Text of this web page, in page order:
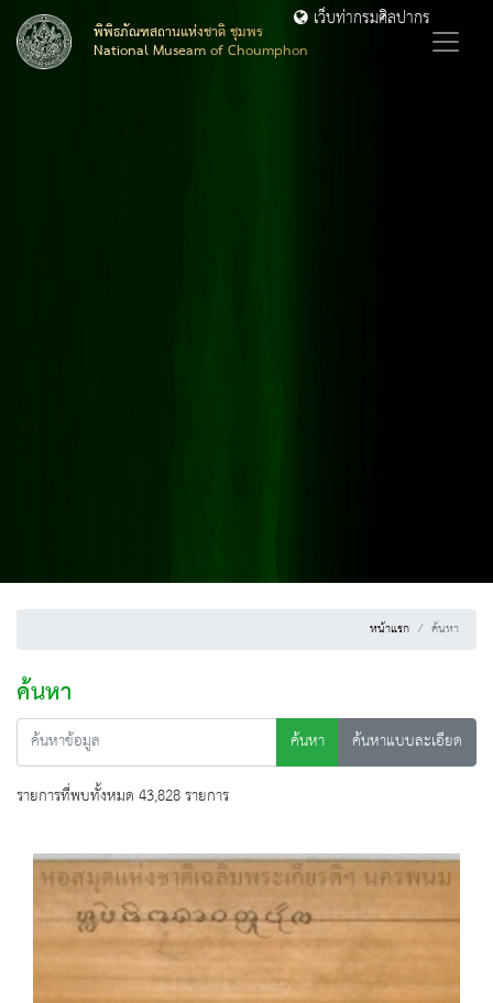
พิพิธภัณฑสถานแห่งชาติ ชุมพร
National Museam of Choumphon
เว็บท่ากรมศิลปากร
หน้าแรก ค้นหา
ค้นหา
ค้นหา
ค้นหาแบบละเอียด
รายการที่พบทั้งหมด 43,828 รายการ